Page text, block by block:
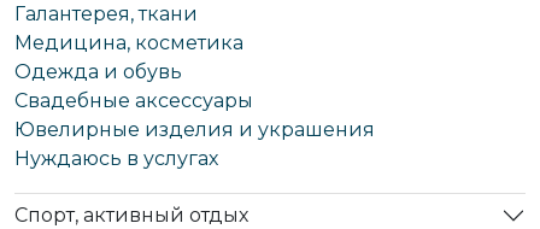
Галантерея, ткани
Медицина, косметика
Одежда и обувь
Свадебные аксессуары
Ювелирные изделия и украшения
Нуждаюсь в услугах
Спорт, активный отдых